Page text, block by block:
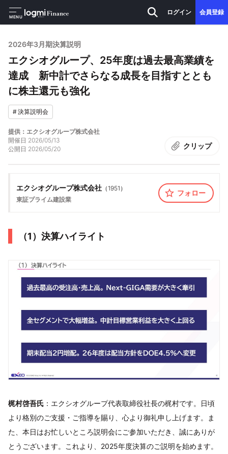
MENU
ログイン 会員登録
2026年3月期決算説明
エクシオグループ、25年度は過去最高業績を
達成 新中計でさらなる成長を目指すととも
に株主還元も強化
#決算説明会
提供：エクシオグループ株式会社
開催日 2026/05/13
公開日 2026/05/20 クリップ
エクシオグループ株式会社 （ 1951 ）
東証プライム建設業
フォロー
（1）決算ハイライト
梶村啓吾氏 ：エクシオグループ代表取締役社長の梶村です。日頃
より格別のご支援・ご指導を賜り、心より御礼申し上げます。ま
た、本日はお忙しいところ説明会にご参加いただき、誠にありが
とうございます。これより、2025年度決算のご説明を始めます。